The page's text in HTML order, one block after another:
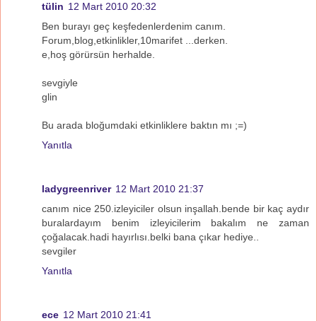
tülin 12 Mart 2010 20:32
Ben burayı geç keşfedenlerdenim canım.
Forum,blog,etkinlikler,10marifet ...derken.
e,hoş görürsün herhalde.
sevgiyle
glin
Bu arada bloğumdaki etkinliklere baktın mı ;=)
Yanıtla
ladygreenriver 12 Mart 2010 21:37
canım nice 250.izleyiciler olsun inşallah.bende bir kaç aydır
buralardayım benim izleyicilerim bakalım ne zaman
çoğalacak.hadi hayırlısı.belki bana çıkar hediye..
sevgiler
Yanıtla
ece 12 Mart 2010 21:41